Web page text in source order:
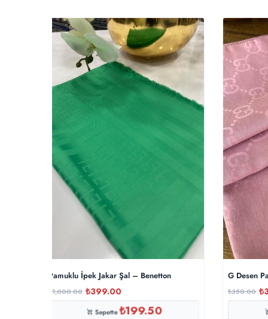
Pamuklu İpek Jakar Şal – Benetton
1,000.00 ₺399.00
Sepette₺199.50
G Desen
₺350.00 ₺